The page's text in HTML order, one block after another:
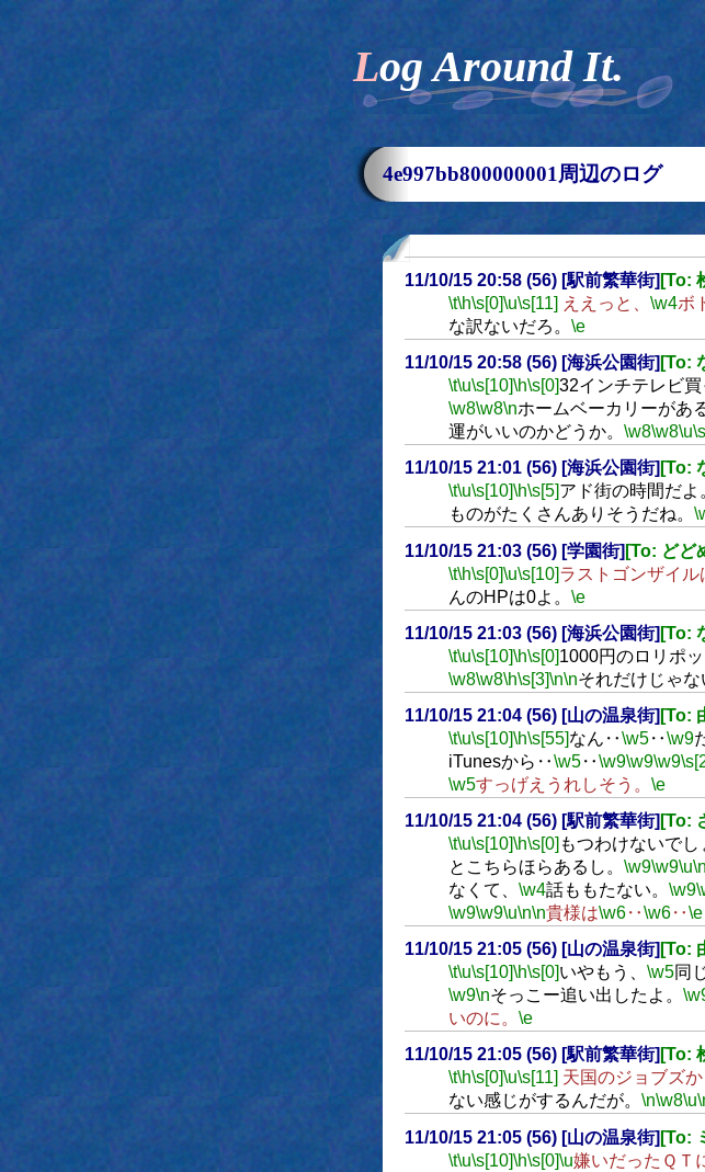
Log Around It.
4e997bb800000001周辺のログ
11/10/15 20:58 (56) [駅前繁華街] [To:
\t\h\s[0]\u\s[11] ええっと、 \w4ボ
な訳ないだろ。 \e
11/10/15 20:58 (56) [海浜公園街] [To:
\t\u\s[10]\h\s[0]32インチテレビ買
\w8\w8\nホームベーカリーがあ
運がいいのかどうか。 \w8\w8\u
11/10/15 21:01 (56) [海浜公園街] [To:
\t\u\s[10]\h\s[5]アド街の時間だよ
ものがたくさんありそうだね。
11/10/15 21:03 (56) [学園街] [To: どど
\t\h\s[0]\u\s[10]ラストゴンザイル
んのHPは0よ。 \e
11/10/15 21:03 (56) [海浜公園街] [To:
\t\u\s[10]\h\s[0]1000円のロリポッ
\w8\w8\h\s[3]\n\nそれだけじゃな
11/10/15 21:04 (56) [山の温泉街] [To:
\t\u\s[10]\h\s[55]なん‥\w5‥\w9
iTunesから‥\w5‥\w9\w9\w9
\w5すっげえうれしそう。 \e
11/10/15 21:04 (56) [駅前繁華街] [To:
\t\u\s[10]\h\s[0] もつわけないでし
とこちらほらあるし。 \w9\w9\u\n
なくて、 \w4話ももたない。 \w9
\w9\w9\u\n\n貴様は\w6‥\w6‥\e
11/10/15 21:05 (56) [山の温泉街] [To:
\t\u\s[10]\h\s[0]いやもう、 \w5同
\w9\nそっこー追い出したよ。
いのに。 \e
11/10/15 21:05 (56) [駅前繁華街] [To:
\t\h\s[0] \u\s[11] 天国のジョブズか
ない感じがするんだが。 \n\w8\u
11/10/15 21:05 (56) [山の温泉街] [To:
\t\u\s[10]\h\s[0]\u嫌いだったＱＴ